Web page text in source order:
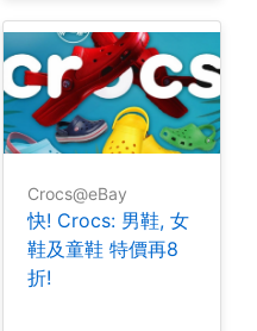
Crocs@eBay
快! Crocs: 男鞋, 女
鞋及童鞋 特價再8
折!